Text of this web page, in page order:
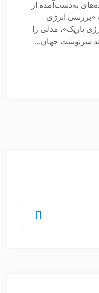
به‌دست‌آمده از
«بررسی انرژی
تاریک»، مدلی را
سرنوشت جهان...